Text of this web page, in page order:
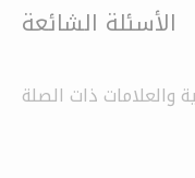
الأسئلة الشائعة
والعلامات ذات الصلة